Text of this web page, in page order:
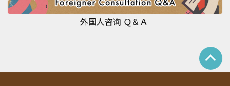
外国人咨询 Ｑ＆Ａ